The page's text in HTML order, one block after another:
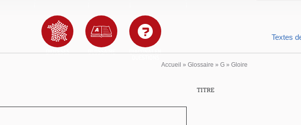
DIOCÈSES GLOSSAIRE
DIACONAT EN
Textes
Accueil » Glossaire » G » Gloire
TITRE